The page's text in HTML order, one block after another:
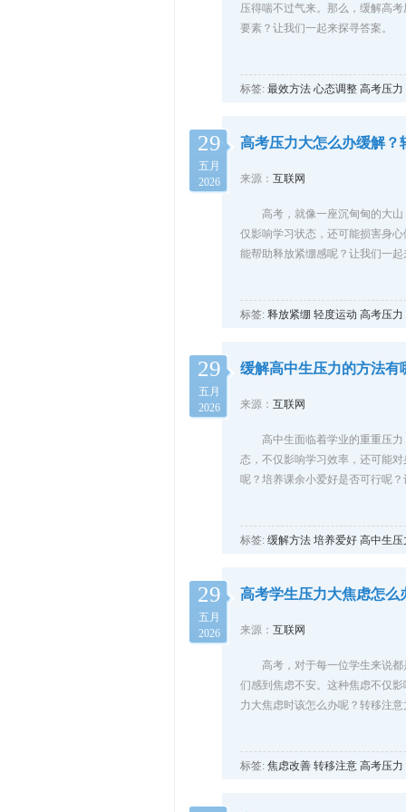
压得喘不过气来。那么，缓解高
要素？让我们一起来探寻答案。
标签: 最效方法 心态调整 高考压力
29
五月
2026
高考压力大怎么办缓解？
来源： 互联网
高考，就像一座沉甸甸的大
仅影响学习状态，还可能损害身
能帮助释放紧绷感呢？让我们一起
标签: 释放紧绷 轻度运动 高考压力
29
五月
2026
缓解高中生压力的方法有
来源： 互联网
高中生面临着学业的重重压
态，不仅影响学习效率，还可能
呢？培养课余小爱好是否可行呢
标签: 缓解方法 培养爱好 高中生压
29
五月
2026
高考学生压力大焦虑怎么
来源： 互联网
高考，对于每一位学生来说
们感到焦虑不安。这种焦虑不仅
力大焦虑时该怎么办呢？转移注
标签: 焦虑改善 转移注意 高考压力